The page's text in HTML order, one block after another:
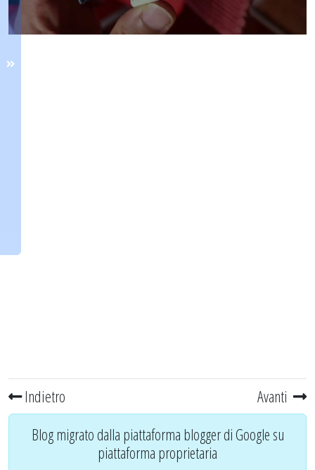
Indietro Avanti
Blog migrato dalla piattaforma blogger di Google su
piattaforma proprietaria